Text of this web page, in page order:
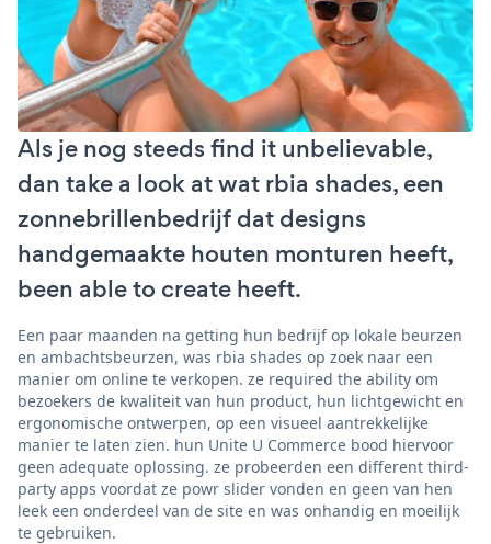
Als je nog steeds find it unbelievable,
dan take a look at wat rbia shades, een
zonnebrillenbedrijf dat designs
handgemaakte houten monturen heeft,
been able to create heeft.
Een paar maanden na getting hun bedrijf op lokale beurzen
en ambachtsbeurzen, was rbia shades op zoek naar een
manier om online te verkopen. ze required the ability om
bezoekers de kwaliteit van hun product, hun lichtgewicht en
ergonomische ontwerpen, op een visueel aantrekkelijke
manier te laten zien. hun Unite U Commerce bood hiervoor
geen adequate oplossing. ze probeerden een different third-
party apps voordat ze powr slider vonden en geen van hen
leek een onderdeel van de site en was onhandig en moeilijk
te gebruiken.